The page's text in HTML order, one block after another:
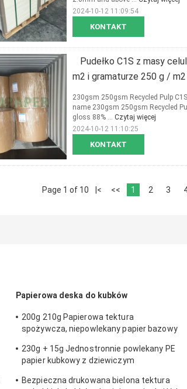
KONTAKT
2024-10-12 11:09:54
Pudełko C1S z masy
m2 i gramaturze 250 g /
KONTAKT
230gsm 250gsm Recycled Pulp
name 230gsm 250gsm Recycled
gloss 88% ... Czytaj więcej
2024-10-12 11:10:25
Page 1 of 10 |< << 1 2 3
Papierowa deska do kubków
200g 210g Papierowa tektura
spożywcza, niepowlekany papier bazowy
230g + 15g Jednostronnie powlekany PE
papier kubkowy z dziewiczym
Bezpieczna drukowana bielona tektura